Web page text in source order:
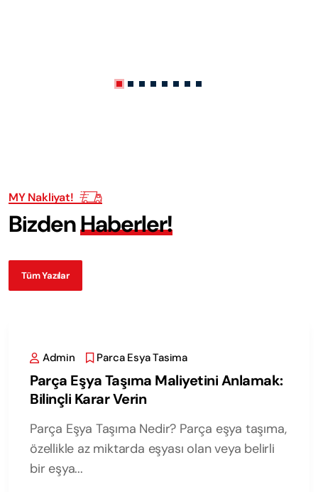
MY Nakliyat!
BizdenHaberler!
Tüm Yazılar
Admin Parca Esya Tasima
Parça Eşya Taşıma Maliyetini Anlamak:
Bilinçli Karar Verin
Parça Eşya Taşıma Nedir? Parça eşya taşıma,
özellikle az miktarda eşyası olan veya belirli
bir eşya...